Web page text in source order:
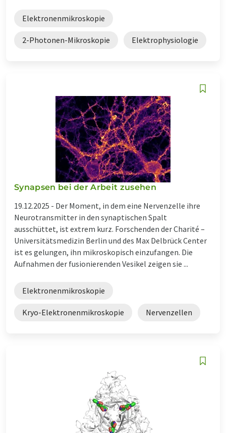
Elektronenmikroskopie
2-Photonen-Mikroskopie Elektrophysiologie
Synapsen bei der Arbeit zusehen
19.12.2025 - Der Moment, in dem eine Nervenzelle ihre
Neurotransmitter in den synaptischen Spalt
ausschüttet, ist extrem kurz. Forschenden der Charité –
Universitätsmedizin Berlin und des Max Delbrück Center
ist es gelungen, ihn mikroskopisch einzufangen. Die
Aufnahmen der fusionierenden Vesikel zeigen sie ...
Elektronenmikroskopie
Kryo-Elektronenmikroskopie Nervenzellen